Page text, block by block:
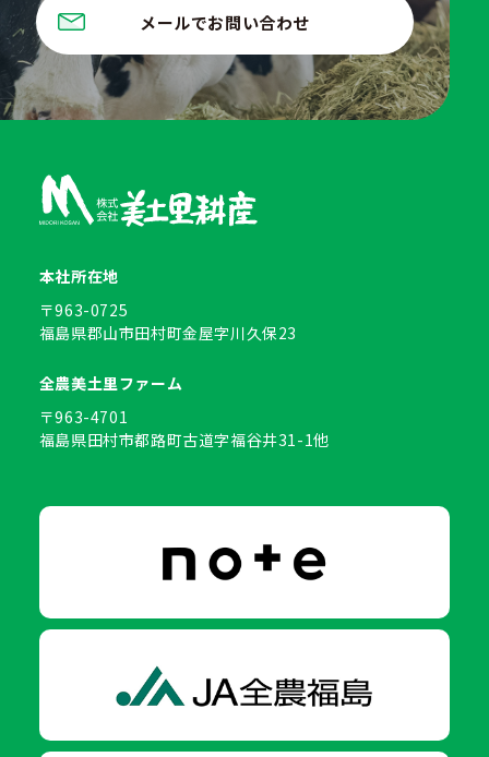
メールでお問い合わせ
本社所在地
〒963-0725
福島県郡山市田村町金屋字川久保23
全農美土里ファーム
〒963-4701
福島県田村市都路町古道字福谷井31-1他